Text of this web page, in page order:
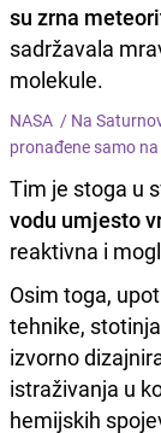
su zrna
sadržavala
molekule.
NASA / Na
pronađene samo
Tim je stoga u
vodu umjesto
reaktivna i
Osim toga,
tehnike,
izvorno
istraživanja u
hemijskih